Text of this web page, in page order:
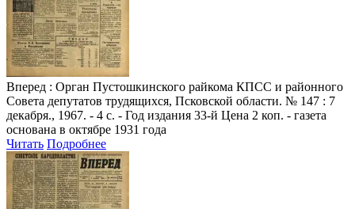
Вперед : Орган Пустошкинского райкома КПСС и районного
Совета депутатов трудящихся, Псковской области. № 147 : 7
декабря., 1967. - 4 с. - Год издания 33-й Цена 2 коп. - газета
основана в октябре 1931 года
Читать Подробнее